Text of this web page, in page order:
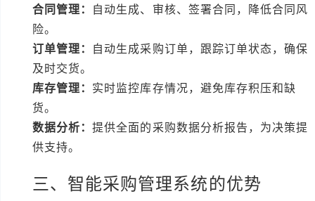
合同管理： 自动生成、审核、签署合同，降低合同风
险。
订单管理： 自动生成采购订单，跟踪订单状态，确保
及时交货。
库存管理： 实时监控库存情况，避免库存积压和缺
货。
数据分析：提供全面的采购数据分析报告，为决策提
供支持。
三、智能采购管理系统的优势